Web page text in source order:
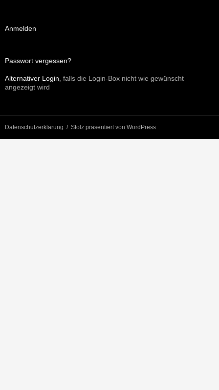
Anmelden
Passwort vergessen?
Alternativer Login , falls die Login-Box nicht wie gewünscht
angezeigt wird
Datenschutzerklärung Stolz präsentiert von WordPress